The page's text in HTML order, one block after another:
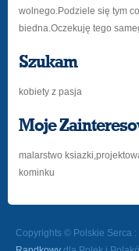
wolnego.Podziele się tym
biedna.Oczekuję tego
Szukam
kobiety z pasja
Moje
malarstwo
kominku
Copyrights © Polskie Serca :